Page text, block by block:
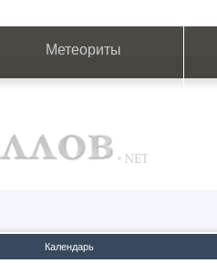
Метеориты
Календарь